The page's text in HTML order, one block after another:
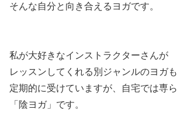
そんな自分と向き合えるヨガです。
私が大好きなインストラクターさんが
レッスンしてくれる別ジャンルのヨガも
定期的に受けていますが、自宅では専ら
「陰ヨガ」です。